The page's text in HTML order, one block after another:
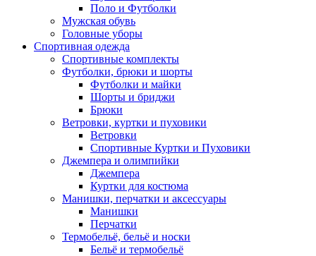
Поло и Футболки
Мужская обувь
Головные уборы
Спортивная одежда
Спортивные комплекты
Футболки, брюки и шорты
Футболки и майки
Шорты и бриджи
Брюки
Ветровки, куртки и пуховики
Ветровки
Спортивные Куртки и Пуховики
Джемпера и олимпийки
Джемпера
Куртки для костюма
Манишки, перчатки и аксессуары
Манишки
Перчатки
Термобельё, бельё и носки
Бельё и термобельё